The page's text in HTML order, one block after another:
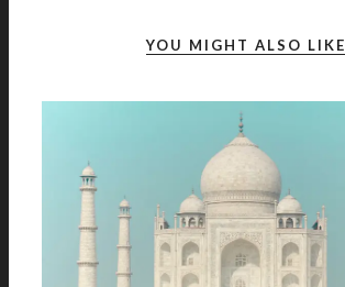
YOU MIGHT ALSO LIKE